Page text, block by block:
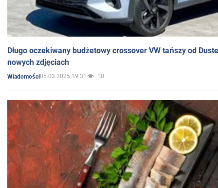
Długo oczekiwany budżetowy crossover VW tańszy od
nowych zdjęciach
Wiadomości05.03.2025 19:31 10